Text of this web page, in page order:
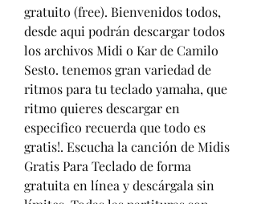
gratuito (free). Bienvenidos todos,
desde aqui podrán descargar todos
los archivos Midi o Kar de Camilo
Sesto. tenemos gran variedad de
ritmos para tu teclado yamaha, que
ritmo quieres descargar en
especifico recuerda que todo es
gratis!. Escucha la canción de Midis
Gratis Para Teclado de forma
gratuita en línea y descárgala sin